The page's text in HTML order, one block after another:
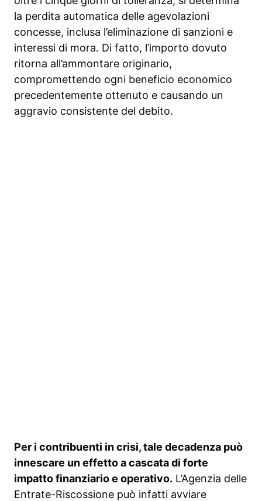
la perdita automatica delle agevolazioni
concesse, inclusa l’eliminazione di sanzioni e
interessi di mora. Di fatto, l’importo dovuto
ritorna all’ammontare originario,
compromettendo ogni beneficio economico
precedentemente ottenuto e causando un
aggravio consistente del debito.
Per i contribuenti in crisi, tale decadenza può
innescare un effetto a cascata di forte
impatto finanziario e operativo. L’Agenzia delle
Entrate-Riscossione può infatti avviare